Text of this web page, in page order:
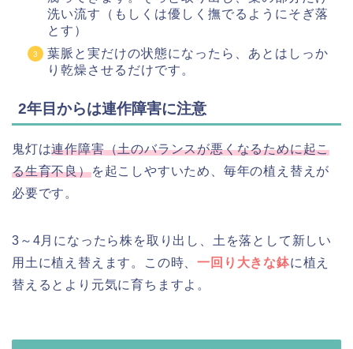
洗い流す（もしくは優しく撫でるようにそぎ落
とす）
葉脈と実だけの状態になったら、あとはしっか
り乾燥させるだけです。
2年目からは連作障害に注意
鬼灯は連作障害（土のバランスが悪くなるために起こ
る生育不良）を起こしやすいため、毎年の植え替えが
必要です。
3～4月になったら株を取り出し、土を落として新しい
用土に植え替えます。この時、一回り大きな鉢に植え
替えるとより元気に育ちますよ。